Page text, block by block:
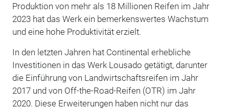
Produktion von mehr als 18 Millionen Reifen im Jahr
2023 hat das Werk ein bemerkenswertes Wachstum
und eine hohe Produktivität erzielt.
In den letzten Jahren hat Continental erhebliche
Investitionen in das Werk Lousado getätigt, darunter
die Einführung von Landwirtschaftsreifen im Jahr
2017 und von Off-the-Road-Reifen (OTR) im Jahr
2020. Diese Erweiterungen haben nicht nur das